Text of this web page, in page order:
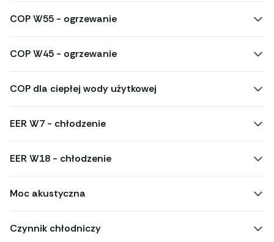
COP W55 - ogrzewanie
COP W45 - ogrzewanie
COP dla ciepłej wody użytkowej
EER W7 - chłodzenie
EER W18 - chłodzenie
Moc akustyczna
Czynnik chłodniczy